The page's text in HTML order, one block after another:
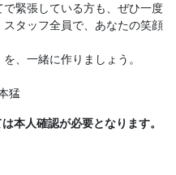
緊張している方も、ぜひ一度
スタッフ全員で、あなたの笑顔
、一緒に作りましょう。
猛
本人確認が必要となります。